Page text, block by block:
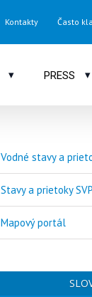
Kontakty Často
▾ PRESS ▾
Vodné stavy a
Stavy a prietoky
Mapový portál